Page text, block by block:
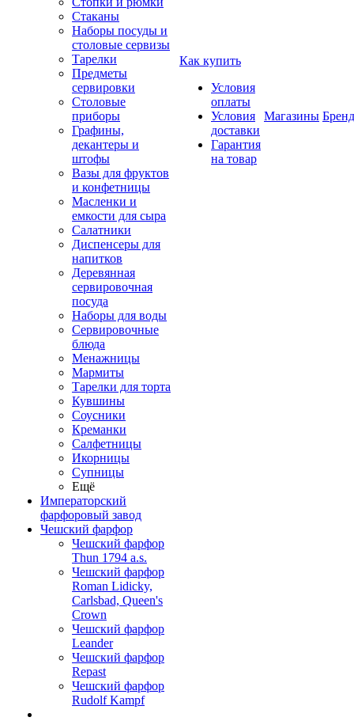
Стаканы
Наборы посуды и
столовые сервизы
Тарелки
Предметы
сервировки
Столовые
приборы
Графины,
декантеры и
штофы
Вазы для фруктов
и конфетницы
Масленки и
емкости для сыра
Салатники
Диспенсеры для
напитков
Деревянная
сервировочная
посуда
Наборы для воды
Сервировочные
блюда
Менажницы
Мармиты
Тарелки для торта
Кувшины
Соусники
Креманки
Салфетницы
Икорницы
Супницы
Ещё
Императорский
фарфоровый завод
Чешский фарфор
Чешский фарфор
Thun 1794 a.s.
Чешский фарфор
Roman Lidicky,
Carlsbad, Queen's
Crown
Чешский фарфор
Leander
Чешский фарфор
Repast
Чешский фарфор
Rudolf Kampf
Как купить
Условия
оплаты
Условия
доставки
Гарантия
на товар
Магазины